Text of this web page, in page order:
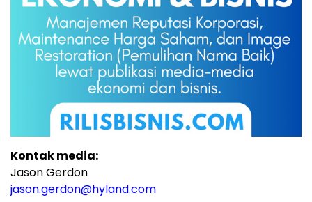
Kontak media:
Jason Gerdon
jason.gerdon@hyland.com